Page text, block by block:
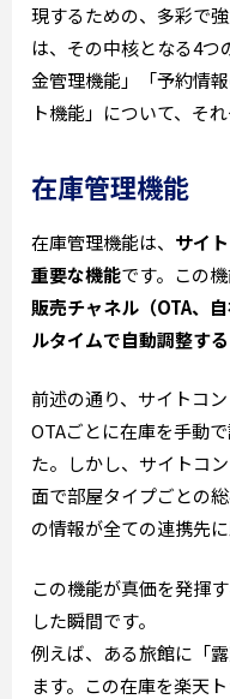
現するための、多彩で
は、その中核となる4
金管理機能」「予約情
ト機能」について、そ
在庫管理機能
在庫管理機能は、 サイ
重要な機能です。この機
販売チャネル（OTA、
ルタイムで自動調整す
前述の通り、サイトコ
OTAごとに在庫を手動
た。しかし、サイトコ
面で部屋タイプごとの
の情報が全ての連携先
この機能が真価を発揮
した瞬間です。
例えば、ある旅館に「
ます。この在庫を楽天